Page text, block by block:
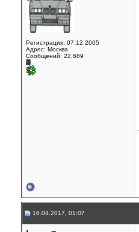
Регистрация: 07.12.2005
Адрес: Москва
Сообщений: 22,689
16.04.2017, 01:07